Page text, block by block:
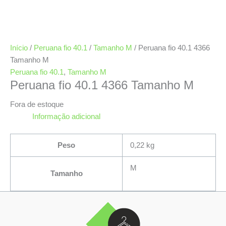
Início / Peruana fio 40.1 / Tamanho M / Peruana fio 40.1 4366
Tamanho M
Peruana fio 40.1 , Tamanho M
Peruana fio 40.1 4366 Tamanho M
Fora de estoque
Informação adicional
Peso 0,22 kg
Tamanho
M